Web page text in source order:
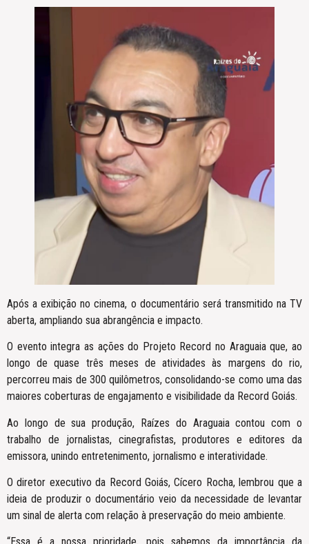
Após a exibição no cinema, o documentário será transmitido na TV
aberta, ampliando sua abrangência e impacto.
O evento integra as ações do Projeto Record no Araguaia que, ao
longo de quase três meses de atividades às margens do rio,
percorreu mais de 300 quilômetros, consolidando-se como uma das
maiores coberturas de engajamento e visibilidade da Record Goiás.
Ao longo de sua produção, Raízes do Araguaia contou com o
trabalho de jornalistas, cinegrafistas, produtores e editores da
emissora, unindo entretenimento, jornalismo e interatividade.
O diretor executivo da Record Goiás, Cícero Rocha, lembrou que a
ideia de produzir o documentário veio da necessidade de levantar
um sinal de alerta com relação à preservação do meio ambiente.